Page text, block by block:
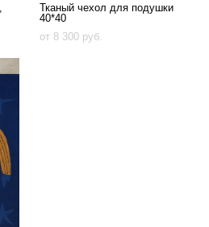
Тканый чехол для подушки
40*40
от 8 300 pуб.